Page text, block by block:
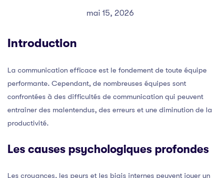
mai 15, 2026
Introduction
La communication efficace est le fondement de toute équipe
performante. Cependant, de nombreuses équipes sont
confrontées à des difficultés de communication qui peuvent
entraîner des malentendus, des erreurs et une diminution de la
productivité.
Les causes psychologiques profondes
Les croyances, les peurs et les biais internes peuvent jouer un